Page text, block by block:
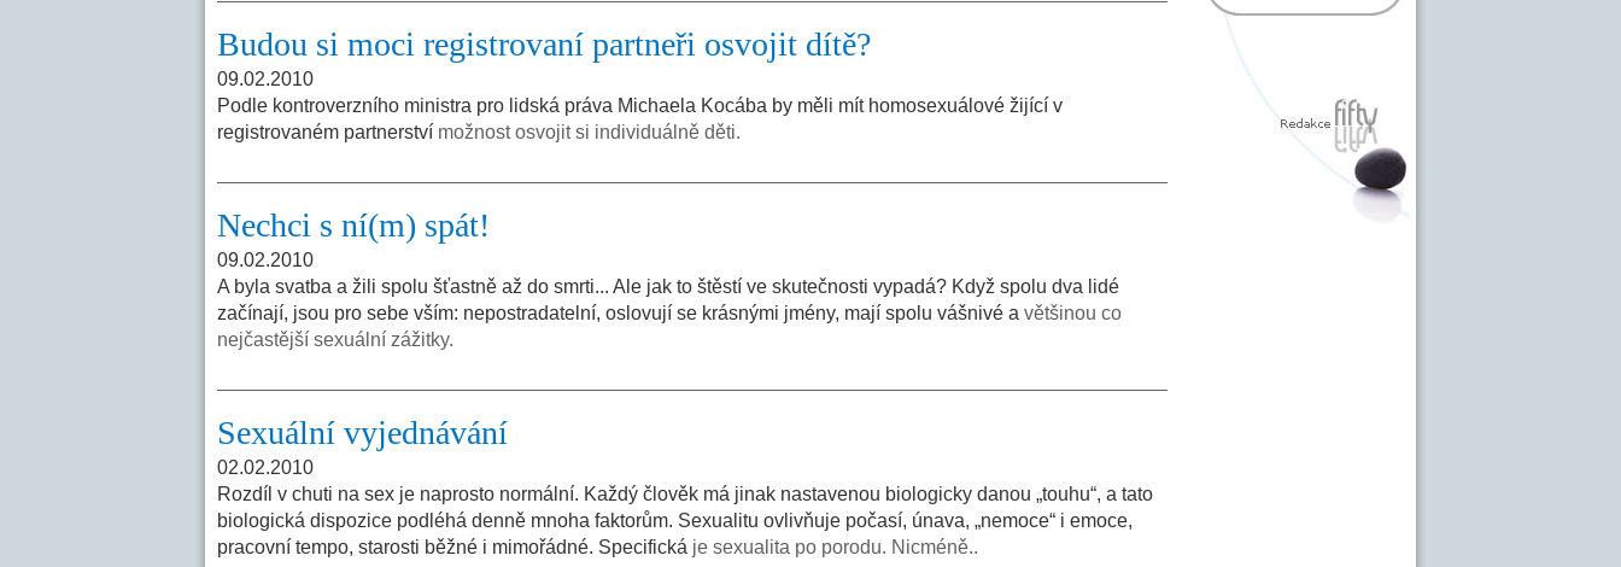
Budou si moci registrovaní partneři osvojit dítě?
09.02.2010
Podle kontroverzního ministra pro lidská práva Michaela Kocába by měli mít homosexuálové žijící v
registrovaném partnerství možnost osvojit si individuálně děti.
Nechci s ní(m) spát!
09.02.2010
A byla svatba a žili spolu šťastně až do smrti... Ale jak to štěstí ve skutečnosti vypadá? Když spolu dva lidé
začínají, jsou pro sebe vším: nepostradatelní, oslovují se krásnými jmény, mají spolu vášnivé a většinou co
nejčastější sexuální zážitky.
Sexuální vyjednávání
02.02.2010
Rozdíl v chuti na sex je naprosto normální. Každý člověk má jinak nastavenou biologicky danou „touhu“, a tato
biologická dispozice podléhá denně mnoha faktorům. Sexualitu ovlivňuje počasí, únava, „nemoce“ i emoce,
pracovní tempo, starosti běžné i mimořádné. Specifická je sexualita po porodu. Nicméně..